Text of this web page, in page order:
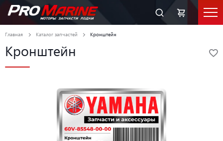
Главная Каталог запчастей Кронштейн
Кронштейн